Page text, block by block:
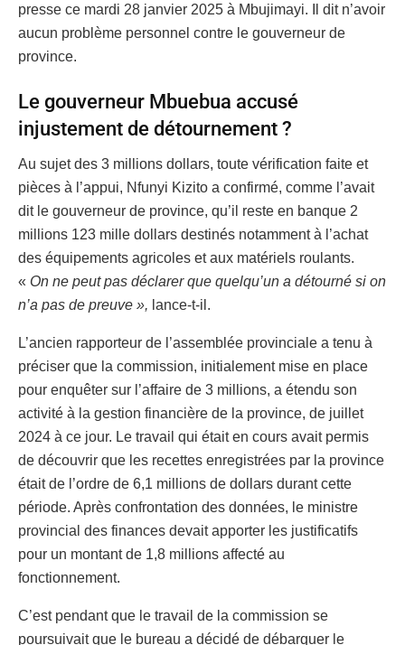
presse ce mardi 28 janvier 2025 à Mbujimayi. Il dit n’avoir
aucun problème personnel contre le gouverneur de
province.
Le gouverneur Mbuebua accusé
injustement de détournement ?
Au sujet des 3 millions dollars, toute vérification faite et
pièces à l’appui, Nfunyi Kizito a confirmé, comme l’avait
dit le gouverneur de province, qu’il reste en banque 2
millions 123 mille dollars destinés notamment à l’achat
des équipements agricoles et aux matériels roulants.
« On ne peut pas déclarer que quelqu’un a détourné si on
n’a pas de preuve », lance-t-il.
L’ancien rapporteur de l’assemblée provinciale a tenu à
préciser que la commission, initialement mise en place
pour enquêter sur l’affaire de 3 millions, a étendu son
activité à la gestion financière de la province, de juillet
2024 à ce jour. Le travail qui était en cours avait permis
de découvrir que les recettes enregistrées par la province
était de l’ordre de 6,1 millions de dollars durant cette
période. Après confrontation des données, le ministre
provincial des finances devait apporter les justificatifs
pour un montant de 1,8 millions affecté au
fonctionnement.
C’est pendant que le travail de la commission se
poursuivait que le bureau a décidé de débarquer le